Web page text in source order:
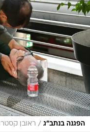
הפגנה בנתב"ג / ראובן קסטרו